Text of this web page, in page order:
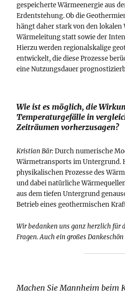
gespeicherte Wärmeenergie aus
Erdentstehung. Ob die
hängt daher stark von den lokalen
Wärmeleitung statt sowie der
Hierzu werden regionalskalige
entwickelt, die diese Prozesse
eine Nutzungsdauer
Wie ist es möglich, die
Temperaturgefälle in
Zeiträumen vorherzusagen?
Kristian Bär:Durch numerische
Wärmetransports im Untergrund.
physikalischen Prozesse des
und dabei natürliche
aus dem tiefen Untergrund
Betrieb eines geothermischen
Wir bedanken uns ganz herzlich für
Fragen. Auch ein großes
Machen Sie Mannheim beim